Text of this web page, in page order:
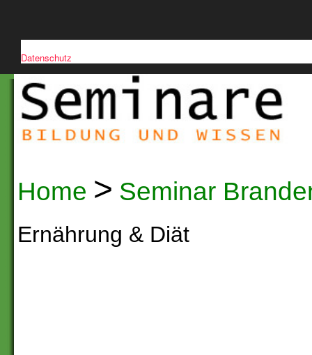
Datenschutz
Home > Seminar
Ernährung & Diät